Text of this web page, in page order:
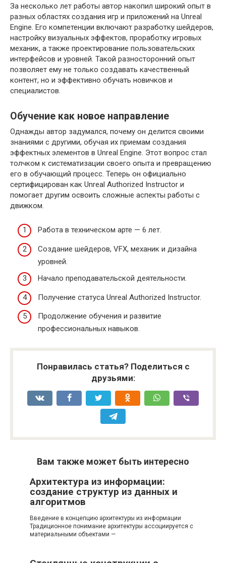
За несколько лет работы автор накопил широкий опыт в
разных областях создания игр и приложений на Unreal
Engine. Его компетенции включают разработку шейдеров,
настройку визуальных эффектов, проработку игровых
механик, а также проектирование пользовательских
интерфейсов и уровней. Такой разносторонний опыт
позволяет ему не только создавать качественный
контент, но и эффективно обучать новичков и
специалистов.
Обучение как новое направление
Однажды автор задумался, почему он делится своими
знаниями с другими, обучая их приемам создания
эффектных элементов в Unreal Engine. Этот вопрос стал
толчком к систематизации своего опыта и превращению
его в обучающий процесс. Теперь он официально
сертифицирован как Unreal Authorized Instructor и
помогает другим освоить сложные аспекты работы с
движком.
Работа в техническом арте — 6 лет.
Создание шейдеров, VFX, механик и дизайна
уровней.
Начало преподавательской деятельности.
Получение статуса Unreal Authorized Instructor.
Продолжение обучения и развитие
профессиональных навыков.
Понравилась статья? Поделиться с
друзьями:
Вам также может быть интересно
Архитектура из информации:
создание структур из данных и
алгоритмов
Введение в концепцию архитектуры из информации
Традиционное понимание архитектуры ассоциируется с
материальными объектами —